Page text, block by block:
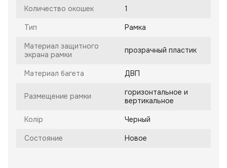
Количество окошек
1
Тип Рамка
Материал защитного
экрана рамки
прозрачный пластик
Материал багета ДВП
Размещение рамки
горизонтальное и
вертикальное
Колір Черный
Состояние Новое